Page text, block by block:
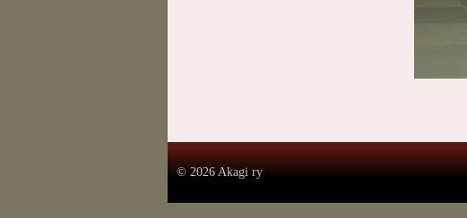
© 2026 Akagi ry